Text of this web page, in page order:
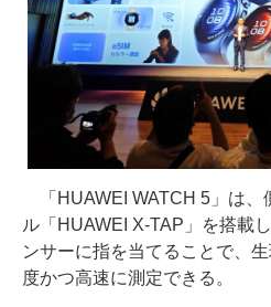
「HUAWEI WATCH 5」は、
ル「HUAWEI X-TAP」を搭載
ンサーに指を当てることで、
度かつ高速に測定できる。